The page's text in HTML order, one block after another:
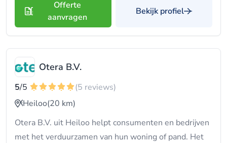
Offerte
aanvragen
Bekijk profiel
Otera B.V.
5/5
(5 reviews)
Heiloo(20 km)
Otera B.V. uit Heiloo helpt consumenten en bedrijven
met het verduurzamen van hun woning of pand. Het